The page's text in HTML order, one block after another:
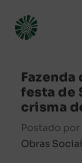
Fazenda
festa de
crisma
Postado por
Obras